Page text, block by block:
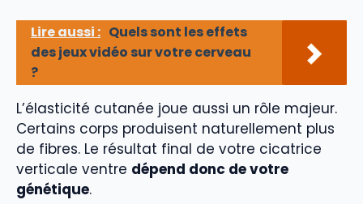
Lire aussi : Quels sont les effets
des jeux vidéo sur votre cerveau
?
L’élasticité cutanée joue aussi un rôle majeur.
Certains corps produisent naturellement plus
de fibres. Le résultat final de votre cicatrice
verticale ventre dépend donc de votre
génétique.